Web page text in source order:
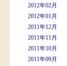
2012年02月
2012年01月
2011年12月
2011年11月
2011年10月
2011年09月